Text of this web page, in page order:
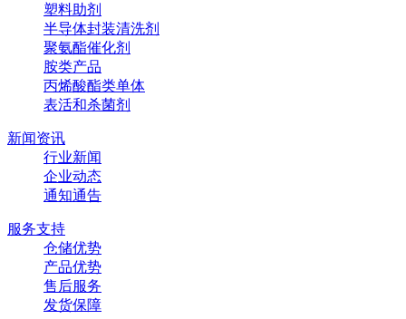
塑料助剂
半导体封装清洗剂
聚氨酯催化剂
胺类产品
丙烯酸酯类单体
表活和杀菌剂
新闻资讯
行业新闻
企业动态
通知通告
服务支持
仓储优势
产品优势
售后服务
发货保障